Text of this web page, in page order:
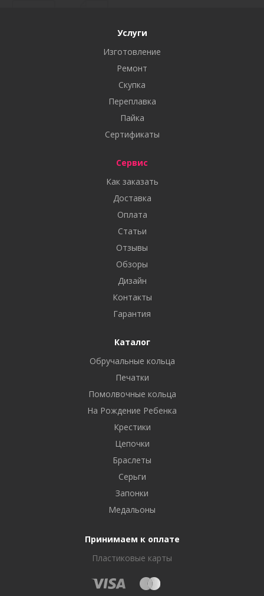
Услуги
Изготовление
Ремонт
Скупка
Переплавка
Пайка
Сертификаты
Сервис
Как заказать
Доставка
Оплата
Статьи
Отзывы
Обзоры
Дизайн
Контакты
Гарантия
Каталог
Обручальные кольца
Печатки
Помолвочные кольца
На Рождение Ребенка
Крестики
Цепочки
Браслеты
Серьги
Запонки
Медальоны
Принимаем к оплате
Пластиковые карты